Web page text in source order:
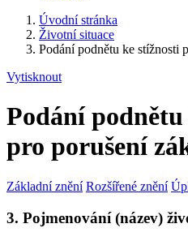
Úvodní stránka
Životní situace
Podání podnětu ke stížnosti
Vytisknout
Podání
pro porušení
Základní znění Rozšířené znění
3. Pojmenování (název)